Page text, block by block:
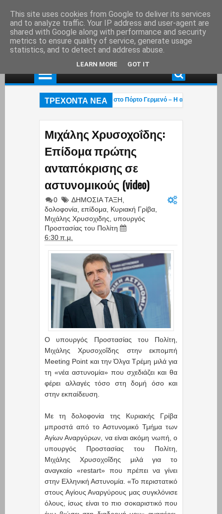
ΤΡΕΧΟΝΤΑ ΝΕΑ
Στάχτη το εξοχικό του ηθοποιού στο Πόρτο Γερμενό – Η ανάρτηση του
Μιχάλης Χρυσοχοΐδης:
Επίδομα πρώτης
ανταπόκρισης σε
αστυνομικούς (video)
0 ΔΗΜΟΣΙΑ ΤΑΞΗ
δολοφονία επίδομα Κυριακή Γρίβα
Μιχάλης Χρυσοχιδης
υπουργός
Προστασίας του Πολίτη
6:30 π.μ.
Ο υπουργός Προστασίας του Πολίτη,
Μιχάλης Χρυσοχοΐδης στην εκπομπή
Meeting Point και την Όλγα Τρέμη μιλά για
τη «νέα αστυνομία» που σχεδιάζει και θα
φέρει αλλαγές τόσο στη δομή όσο και
στην εκπαίδευση.
Με τη δολοφονία της Κυριακής Γρίβα
μπροστά από το Αστυνομικό Τμήμα των
Αγίων Αναργύρων, να είναι ακόμη νωπή, ο
υπουργός Προστασίας του Πολίτη,
Μιχάλης Χρυσοχοΐδης μιλά για το
αναγκαίο «restart» που πρέπει να γίνει
στην Ελληνική Αστυνομία. «Το περιστατικό
στους Αγίους Αναργύρους μας συγκλόνισε
όλους, ίσως είναι το πιο σοκαριστικό που
This site uses cookies from Google to deliver its services
and to analyze traffic. Your IP address and user-agent are
shared with Google along with performance and security
metrics to ensure quality of service, generate usage
statistics, and to detect and address abuse.
LEARN MORE GOT IT